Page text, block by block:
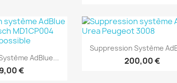
rapideAdBlue...
€
Aperçu rapide
Suppression Système
200,00 €